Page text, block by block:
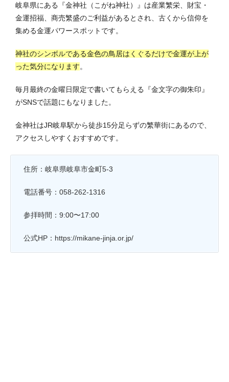
岐阜県にある『金神社（こがね神社）』は産業繁栄、財宝・
金運招福、商売繁盛のご利益があるとされ、古くから信仰を
集める金運パワースポットです。
神社のシンボルである金色の鳥居はくぐるだけで金運が上が
った気分になります。
毎月最終の金曜日限定で書いてもらえる『金文字の御朱印』
がSNSで話題にもなりました。
金神社はJR岐阜駅から徒歩15分足らずの繁華街にあるので、
アクセスしやすくおすすめです。
住所：岐阜県岐阜市金町5-3
電話番号：058-262-1316
参拝時間：9:00〜17:00
公式HP：https://mikane-jinja.or.jp/